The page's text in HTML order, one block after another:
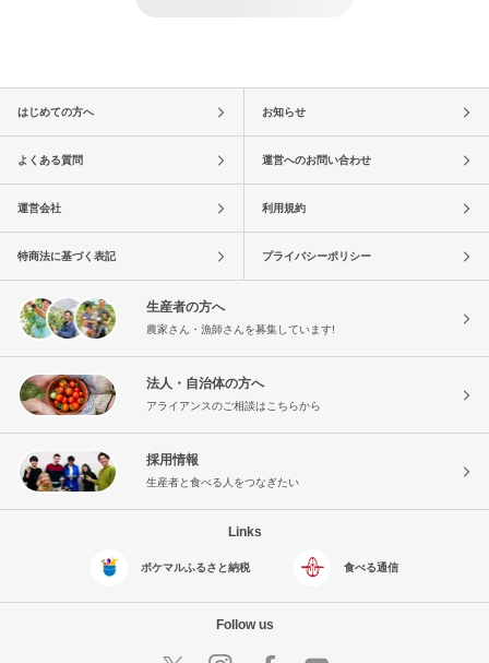
はじめての方へ お知らせ
よくある質問 運営へのお問い合わせ
運営会社 利用規約
特商法に基づく表記 プライバシーポリシー
生産者の方へ
農家さん・漁師さんを募集しています!
法人・自治体の方へ
アライアンスのご相談はこちらから
採用情報
生産者と食べる人をつなぎたい
Links
ポケマルふるさと納税 食べる通信
Follow us